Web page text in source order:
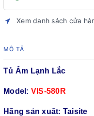
Xem danh sách cửa
MÔ TẢ
Tủ Ấm Lạnh Lắc
Model: VIS-580R
Hãng sản xuất: Taisite